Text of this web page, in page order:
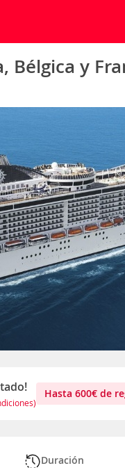
Bélgica y
Hasta 600€ de
Duración